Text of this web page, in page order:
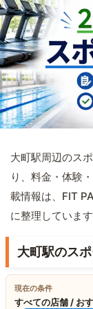
大町駅周辺のス
り、料金・体験
載情報は、FIT
に整理しています
大町駅のス
現在の条件
すべての店舗 / お